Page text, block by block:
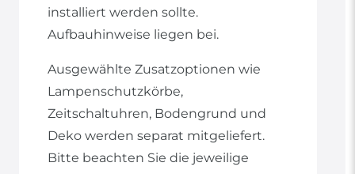
installiert werden sollte.
Aufbauhinweise liegen bei.
Ausgewählte Zusatzoptionen wie
Lampenschutzkörbe,
Zeitschaltuhren, Bodengrund und
Deko werden separat mitgeliefert.
Bitte beachten Sie die jeweilige